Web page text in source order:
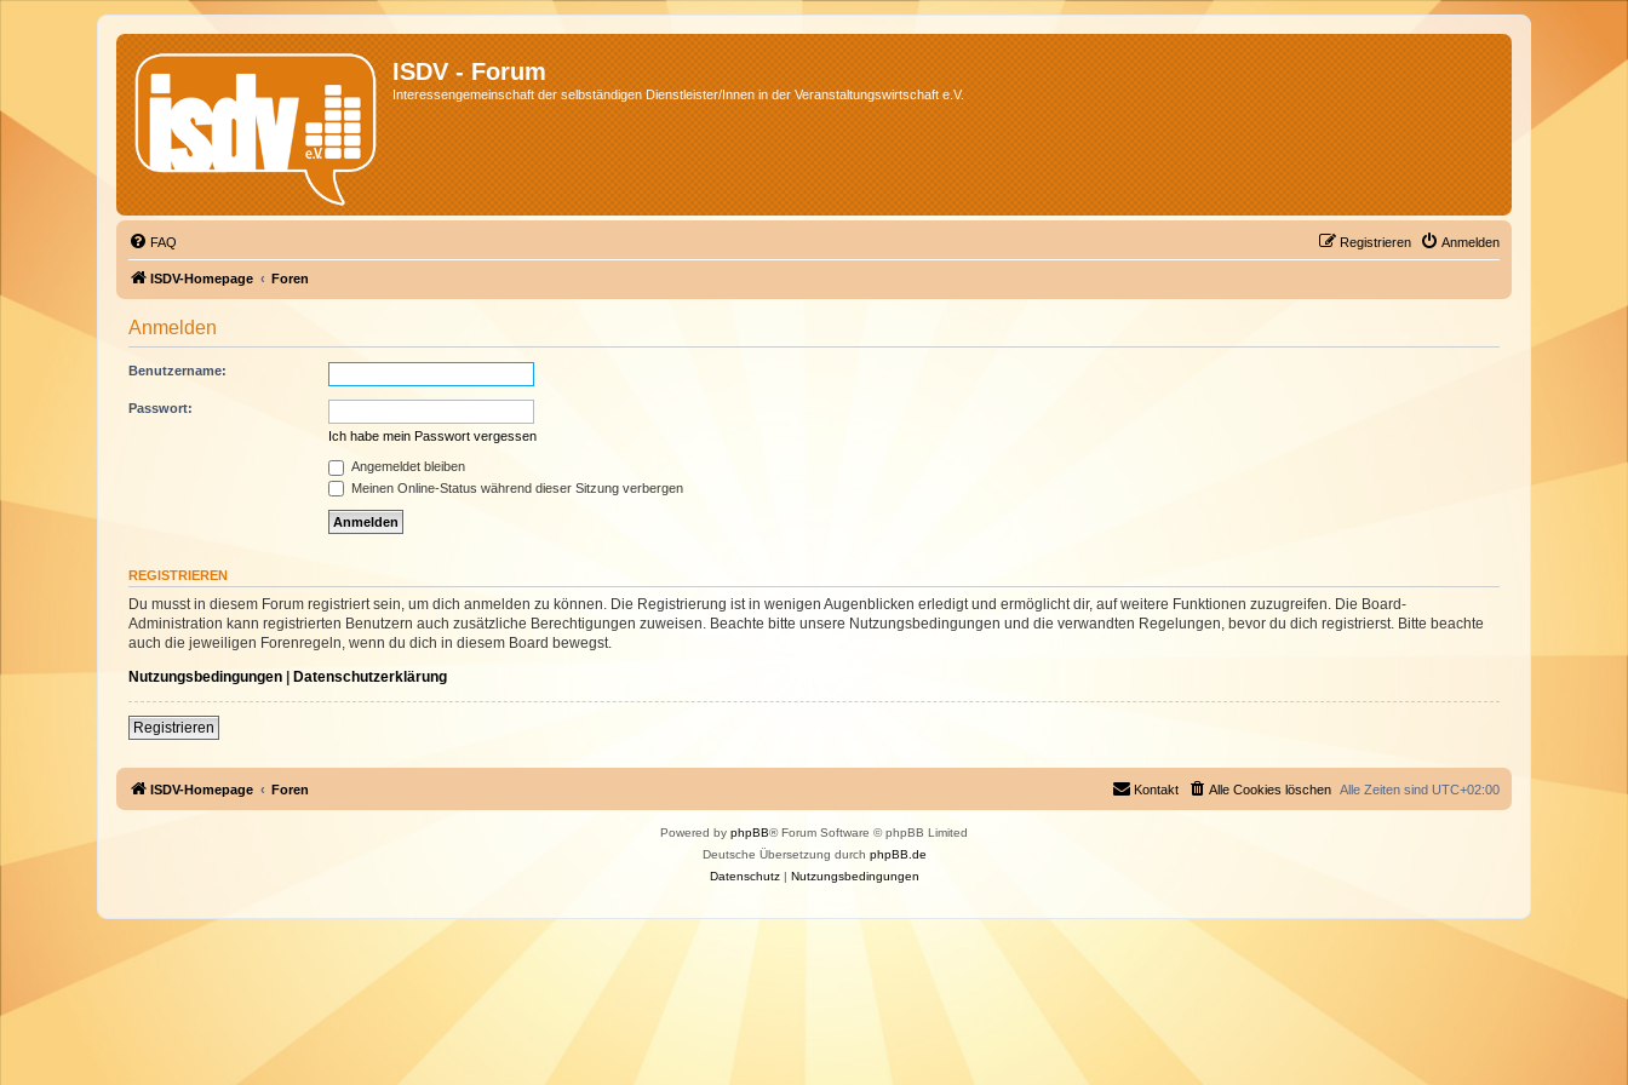
ISDV - Forum
Interessengemeinschaft der selbständigen Dienstleister/Innen in der Veranstaltungswirtschaft e.V.
FAQ Anmelden
Registrieren
ISDV-Homepage Foren
Anmelden
Benutzername:
Passwort:
Ich habe mein Passwort vergessen
Angemeldet bleiben
Meinen Online-Status während dieser Sitzung verbergen
REGISTRIEREN
Du musst in diesem Forum registriert sein, um dich anmelden zu können. Die Registrierung ist in wenigen Augenblicken erledigt und ermöglicht dir, auf weitere Funktionen zuzugreifen. Die Board-
Administration kann registrierten Benutzern auch zusätzliche Berechtigungen zuweisen. Beachte bitte unsere Nutzungsbedingungen und die verwandten Regelungen, bevor du dich registrierst. Bitte beachte
auch die jeweiligen Forenregeln, wenn du dich in diesem Board bewegst.
Nutzungsbedingungen | Datenschutzerklärung
Registrieren
ISDV-Homepage Foren Alle Zeiten sind UTC+02:00
Alle Cookies löschen
Kontakt
Powered by phpBB® Forum Software © phpBB Limited
Deutsche Übersetzung durch phpBB.de
Datenschutz| Nutzungsbedingungen